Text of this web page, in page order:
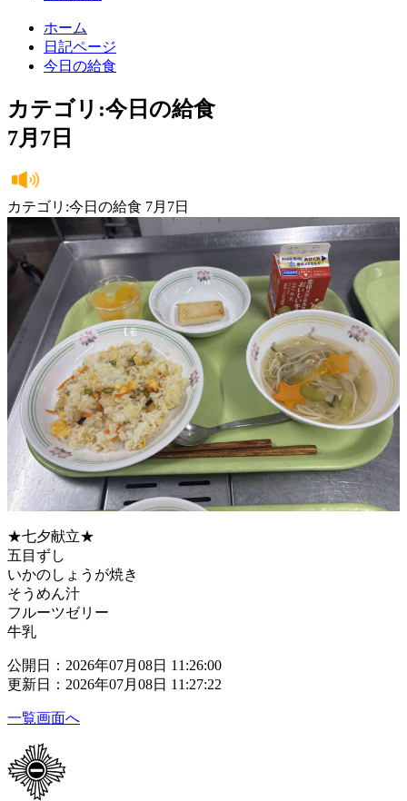
ホーム
日記ページ
今日の給食
カテゴリ:今日の給食
7月7日
カテゴリ:今日の給食 7月7日
★七夕献立★
五目ずし
いかのしょうが焼き
そうめん汁
フルーツゼリー
牛乳
公開日：2026年07月08日 11:26:00
更新日：2026年07月08日 11:27:22
一覧画面へ